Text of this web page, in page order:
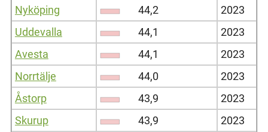
Nyköping
44,2
2023
Uddevalla
44,1
2023
Avesta
44,1
2023
Norrtälje
44,0
2023
Åstorp
43,9
2023
Skurup
43,9
2023